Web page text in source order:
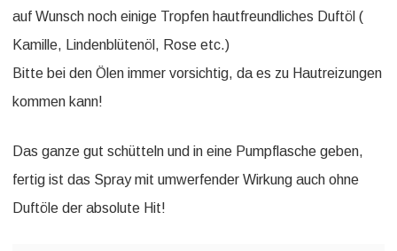
auf Wunsch noch einige Tropfen hautfreundliches Duftöl (
Kamille, Lindenblütenöl, Rose etc.)
Bitte bei den Ölen immer vorsichtig, da es zu Hautreizungen
kommen kann!
Das ganze gut schütteln und in eine Pumpflasche geben,
fertig ist das Spray mit umwerfender Wirkung auch ohne
Duftöle der absolute Hit!